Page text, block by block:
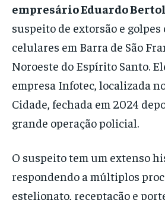
empresário Eduardo
suspeito de extorsão e golpes
celulares em Barra de São
Noroeste do Espírito Santo.
empresa Infotec, localizada
Cidade, fechada em 2024
grande operação policial.
O suspeito tem um extenso
respondendo a múltiplos
estelionato, receptação e